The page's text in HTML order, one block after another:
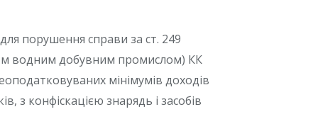
порушення справи за ст. 249
водним добувним промислом) КК
мінімумів доходів
з конфіскацією знарядь і засобів